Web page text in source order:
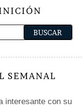
SEMANAL
interesante con su